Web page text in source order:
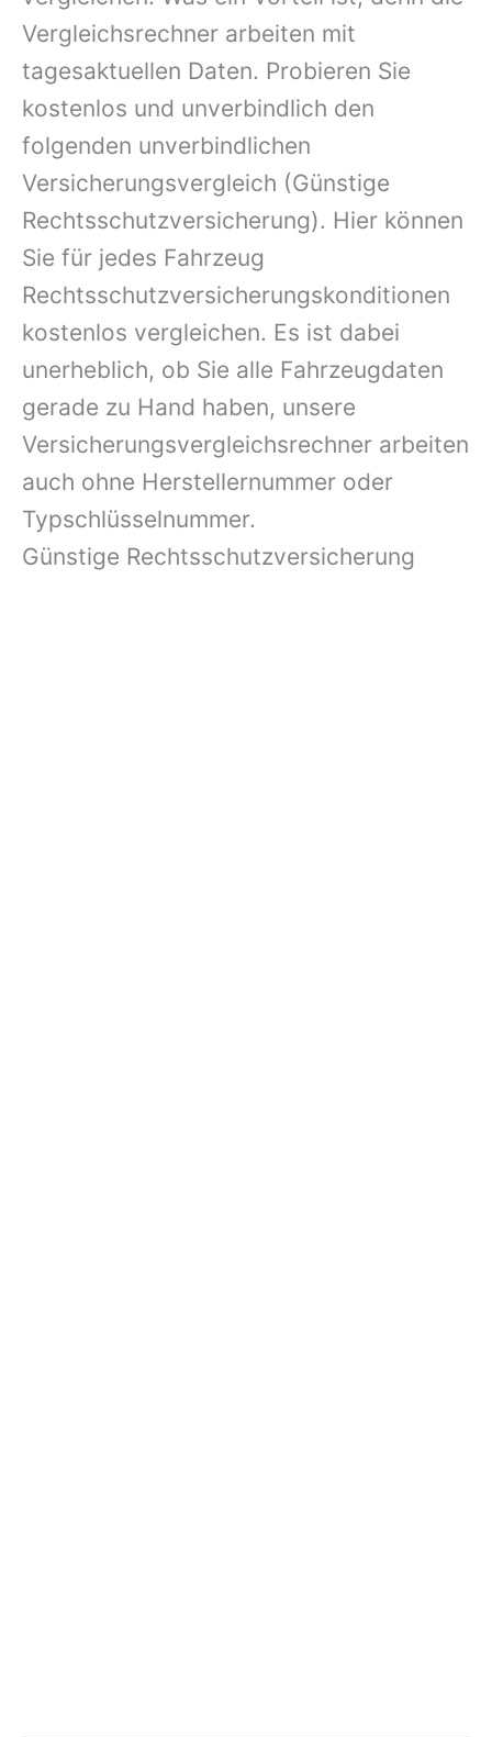
Vergleichsrechner arbeiten mit
tagesaktuellen Daten. Probieren Sie
kostenlos und unverbindlich den
folgenden unverbindlichen
Versicherungsvergleich (Günstige
Rechtsschutzversicherung). Hier können
Sie für jedes Fahrzeug
Rechtsschutzversicherungskonditionen
kostenlos vergleichen. Es ist dabei
unerheblich, ob Sie alle Fahrzeugdaten
gerade zu Hand haben, unsere
Versicherungsvergleichsrechner arbeiten
auch ohne Herstellernummer oder
Typschlüsselnummer.
Günstige Rechtsschutzversicherung